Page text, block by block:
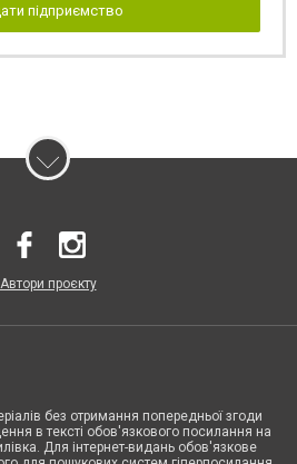
підприємство
Автори проєкту
без отримання попередньої згоди
в тексті обов'язкового посилання на
Для інтернет-видань обов'язкове